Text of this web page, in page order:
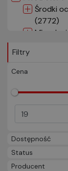
Środki
(2772)
Mleczka
Kleje,
(362)
Folie
Artykuły
Etykiety
Filtry
Cena
Dostępność
Status
Producent